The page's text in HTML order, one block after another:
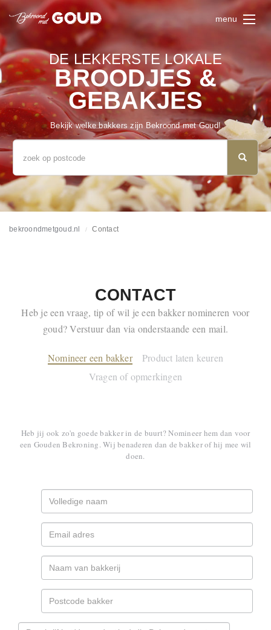
menu
DE LEKKERSTE LOKALE
BROODJES &
GEBAKJES
Bekijk welke bakkers zijn Bekroond met Goud!
bekroondmetgoud.nl Contact
CONTACT
Heb je een vraag, tip of wil je een bakker nomineren voor
goud? Verstuur dan via onderstaande een mail.
Heb jij ook zo'n goede bakker in de buurt? Nomineer hem dan voor
een Gouden Bekroning. Wij benaderen dan de bakker of hij mee wil
doen.
Nomineer een bakker
Product laten keuren
Vragen of opmerkingen